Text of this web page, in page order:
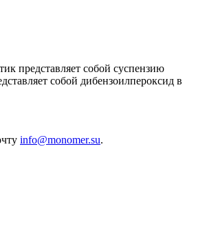
представляет собой суспензию
собой дибензоилпероксид в
info@monomer.su.